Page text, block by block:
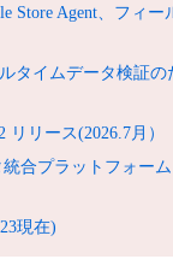
Store Agent、フィー
タイムデータ検証の
リリース(2026.7月）
合プラットフォーム
現在)